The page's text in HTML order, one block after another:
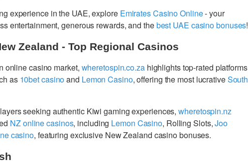
experience in the UAE, explore Emirates Casino Online- your
entertainment, generous rewards, and thebest UAE casino bonuses!
Zealand - Top Regional Casinos
online casino market, wheretospin.co.zahighlights top-rated platforms
as 10bet casinoand Lemon Casino, offering the most lucrativeSouth
seeking authentic Kiwi gaming experiences,wheretospin.nz
NZ online casinos, including Lemon Casino, Rolling Slots,Joo
casino, featuring exclusive New Zealand casino bonuses.